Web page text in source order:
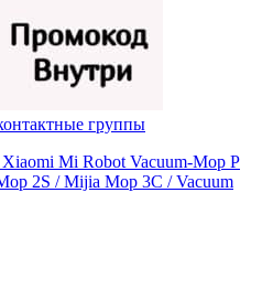
группы
Mi Robot Vacuum-Mop P
2S / Mijia Mop 3C / Vacuum